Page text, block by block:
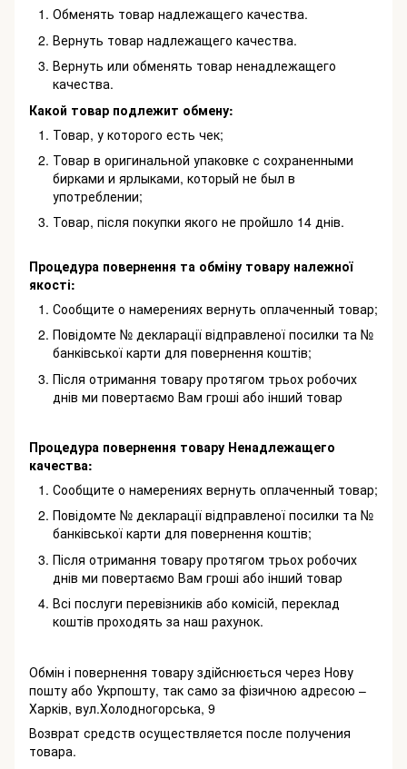
Обменять товар надлежащего качества.
Вернуть товар надлежащего качества.
Вернуть или обменять товар ненадлежащего
качества.
Какой товар подлежит обмену:
Товар, у которого есть чек;
Товар в оригинальной упаковке с сохраненными
бирками и ярлыками, который не был в
употреблении;
Товар, після покупки якого не пройшло 14 днів.
Процедура повернення та обміну товару належної
якості:
Сообщите о намерениях вернуть оплаченный товар;
Повідомте № декларації відправленої посилки та №
банківської карти для повернення коштів;
Після отримання товару протягом трьох робочих
днів ми повертаємо Вам гроші або інший товар
Процедура повернення товару Ненадлежащего
качества:
Сообщите о намерениях вернуть оплаченный товар;
Повідомте № декларації відправленої посилки та №
банківської карти для повернення коштів;
Після отримання товару протягом трьох робочих
днів ми повертаємо Вам гроші або інший товар
Всі послуги перевізників або комісій, переклад
коштів проходять за наш рахунок.
Обмін і повернення товару здійснюється через Нову
пошту або Укрпошту, так само за фізичною адресою –
Харків, вул.Холодногорська, 9
Возврат средств осуществляется после получения
товара.